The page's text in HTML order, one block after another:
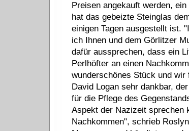
Preisen angekauft werden,
hat das gebeizte Steinglas
einigen Tagen ausgestellt ist.
ich Ihnen und dem Görlitzer
dafür aussprechen, dass ein
Perlhöfter an einen
wunderschönes Stück und
David Logan sehr dankbar,
für die Pflege des
Aspekt der Nazizeit sprechen
Nachkommen", schrieb